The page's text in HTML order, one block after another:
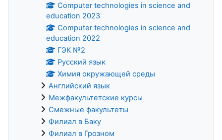
Computer technologies in science and
education 2023
Computer technologies in science and
education 2022
ГЭК №2
Русский язык
Химия окружающей среды
Английский язык
Межфакультетские курсы
Смежные факультеты
Филиал в Баку
Филиал в Грозном